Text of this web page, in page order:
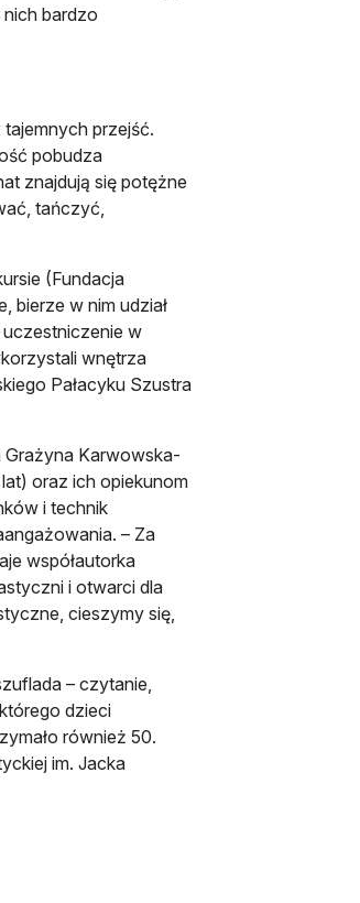
bardzo
przejść.
pobudza
znajdują się potężne
tańczyć,
(Fundacja
bierze w nim udział
w
wnętrza
Pałacyku Szustra
Grażyna Karwowska-
oraz ich opiekunom
i technik
– Za
współautorka
i otwarci dla
cieszymy się,
– czytanie,
dzieci
również 50.
im. Jacka